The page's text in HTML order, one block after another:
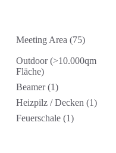
Meeting Area (75)
Outdoor (>10.000qm
Fläche)
Beamer (1)
Heizpilz / Decken (1)
Feuerschale (1)